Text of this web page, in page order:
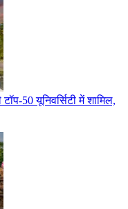
50 यूनिवर्सिटी में शामिल,